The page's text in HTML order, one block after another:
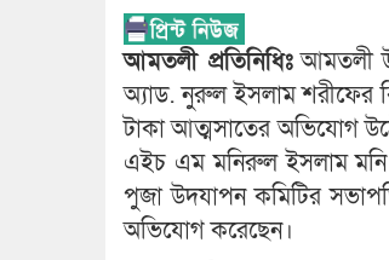
আমতলী প্রতিনিধিঃআমতলী
অ্যাড. নুরুল ইসলাম শরীফের
টাকা আত্মসাতের অভিযোগ
এইচ এম মনিরুল ইসলাম মনি
পুজা উদযাপন কমিটির সভাপতি
অভিযোগ করেছেন।